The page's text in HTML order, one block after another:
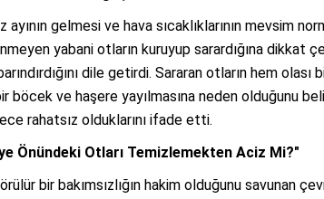
ayının gelmesi ve hava sıcaklıklarının mevsim
yabani otların kuruyup sarardığına dikkat
dile getirdi. Sararan otların hem
böcek ve haşere yayılmasına neden olduğunu
rahatsız olduklarını ifade etti.
Önündeki Otları Temizlemekten Aciz Mi?"
bir bakımsızlığın hakim olduğunu savunan